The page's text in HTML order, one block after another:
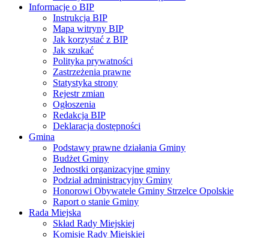
Informacje o BIP
Instrukcja BIP
Mapa witryny BIP
Jak korzystać z BIP
Jak szukać
Polityka prywatności
Zastrzeżenia prawne
Statystyka strony
Rejestr zmian
Ogłoszenia
Redakcja BIP
Deklaracja dostępności
Gmina
Podstawy prawne działania Gminy
Budżet Gminy
Jednostki organizacyjne gminy
Podział administracyjny Gminy
Honorowi Obywatele Gminy Strzelce Opolskie
Raport o stanie Gminy
Rada Miejska
Skład Rady Miejskiej
Komisje Rady Miejskiej